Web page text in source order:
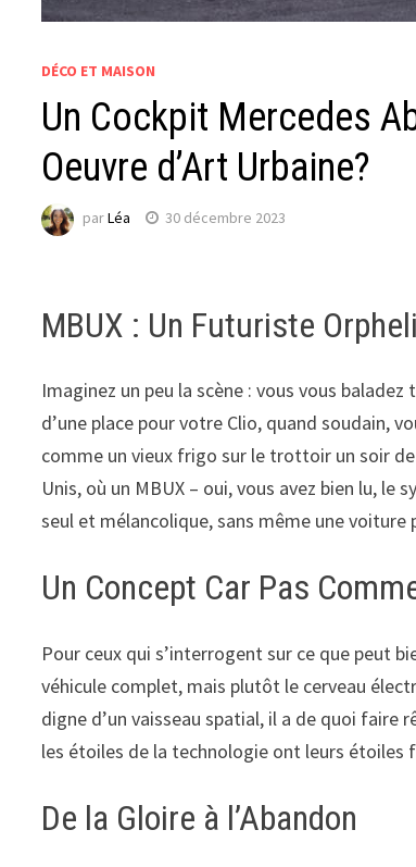
DÉCO ET MAISON
Un Cockpit Mercedes
Oeuvre d’Art Urbaine?
parLéa 30 décembre 2023
MBUX : Un Futuriste
Imaginez un peu la scène : vous vous
d’une place pour votre Clio, quand soudain,
comme un vieux frigo sur le trottoir un soir
Unis, où un MBUX – oui, vous avez bien lu,
seul et mélancolique, sans même une voiture
Un Concept Car Pas
Pour ceux qui s’interrogent sur ce que peut
véhicule complet, mais plutôt le cerveau
digne d’un vaisseau spatial, il a de quoi
les étoiles de la technologie ont leurs étoiles
De la Gloire à l’Abandon